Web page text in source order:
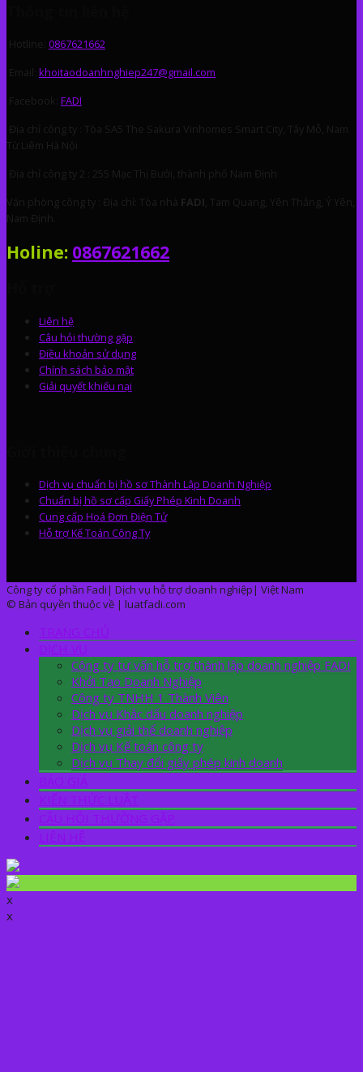
Hotline: 0867621662
Email: khoitaodoanhnghiep247@gmail.com
Facebook: FADI
Địa chỉ công ty : Tòa SA5 The Sakura Vinhomes Smart City, Tây Mỗ, Nam
Từ Liêm Hà Nội
Địa chỉ công ty 2 : 255 Mạc Thị Bưởi, thành phố Nam Định
Văn phòng công ty : Địa chỉ: Tòa nhà FADI
, Tam Quang, Yên Thắng, Ý Yên,
Nam Định.
Holine: 0867621662
Liên hệ
Câu hỏi thường gặp
Điều khoản sử dụng
Chính sách bảo mật
Giải quyết khiếu nại
Dịch vụ chuẩn bị hồ sơ Thành Lập Doanh Nghiệp
Chuẩn bị hồ sơ cấp Giấy Phép Kinh Doanh
Cung cấp Hoá Đơn Điện Tử
Hỗ trợ Kế Toán Công Ty
Công ty cổ phần Fadi| Dịch vụ hỗ trợ doanh nghiệp| Việt Nam
© Bản quyền thuộc về | luatfadi.com
TRANG CHỦ
DỊCH VỤ
Công ty tư vấn hỗ trợ thành lập doanh nghiệp FADI
Khởi Tạo Doanh Nghiệp
Công ty TNHH 1 Thành Viên
Dịch vụ Khắc dấu doanh nghiệp
Dịch vụ giải thể doanh nghiệp
Dịch vụ Kế toán công ty
Dịch vụ Thay đổi giấy phép kinh doanh
BÁO GIÁ
KIẾN THỨC LUẬT
CÂU HỎI THƯỜNG GẶP
LIÊN HỆ
x
x